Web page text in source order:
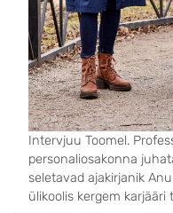
Intervjuu Toomel.
personaliosakonna
seletavad ajakirjanik
ülikoolis kergem